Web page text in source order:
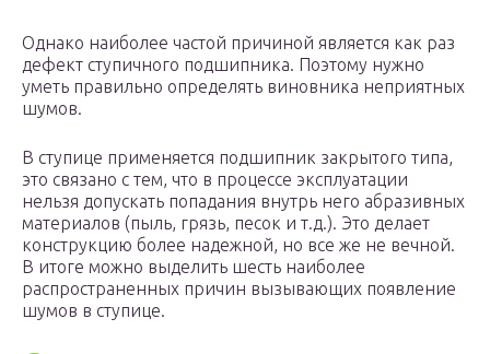
Однако наиболее частой причиной является как раз
дефект ступичного подшипника. Поэтому нужно
уметь правильно определять виновника неприятных
шумов.
В ступице применяется подшипник закрытого типа,
это связано с тем, что в процессе эксплуатации
нельзя допускать попадания внутрь него абразивных
материалов (пыль, грязь, песок и т.д.). Это делает
конструкцию более надежной, но все же не вечной.
В итоге можно выделить шесть наиболее
распространенных причин вызывающих появление
шумов в ступице.